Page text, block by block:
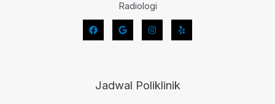
Radiologi
Jadwal Poliklinik